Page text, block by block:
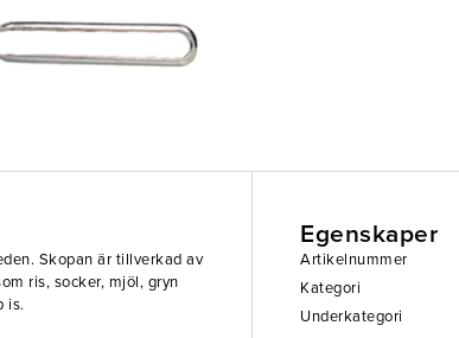
Skopan är tillverkad av
ris, socker, mjöl, gryn
is.
Egenskaper
Artikelnummer
Kategori
Underkategori